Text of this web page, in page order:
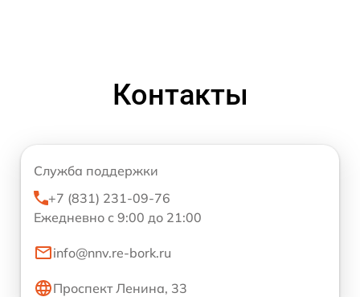
Контакты
Служба поддержки
+7 (831) 231-09-76
Ежедневно с 9:00 до 21:00
info@nnv.re-bork.ru
Проспект Ленина, 33